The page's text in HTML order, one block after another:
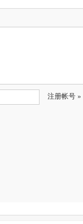
注册帐号 »